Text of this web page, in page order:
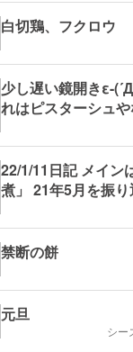
白切鶏、フクロウ
少し遅い鏡開きε-
れはピスターシュや
22/1/11日記 メイン
煮」 21年5月を振り
禁断の餅
元旦
シ